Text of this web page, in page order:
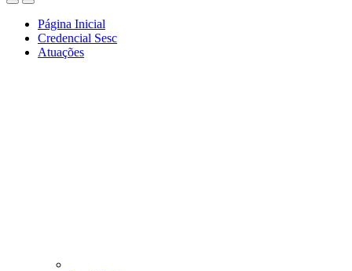
Página Inicial
Credencial Sesc
Atuações